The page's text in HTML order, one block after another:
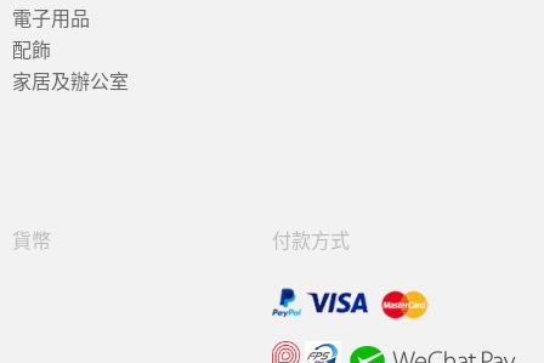
電子用品
配飾
家居及辦公室
貨幣 付款方式